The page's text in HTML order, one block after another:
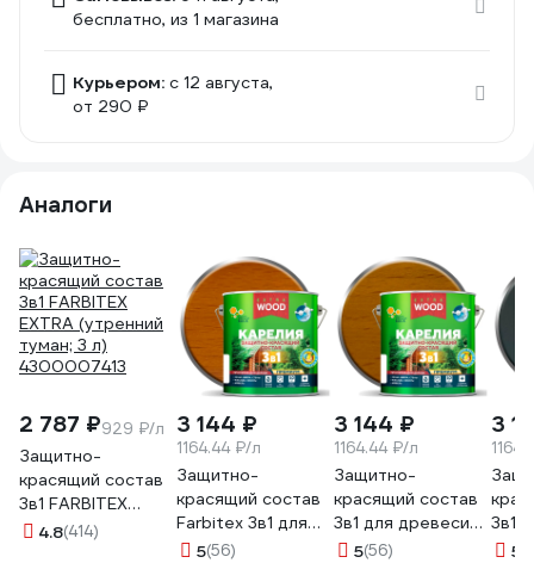
бесплатно, из 1 магазина
Курьером: c 12 августа,
от 290 ₽
Аналоги
2 787 ₽929 ₽/л
Защитно-
красящий состав
3в1 FARBITEX
EXTRA (утренний
4.8(414)
3 144 ₽
1164.44 ₽/л
Защитно-
красящий состав
Farbitex 3в1 для
древесины
5(56)
3 144 ₽
1164.44 ₽/л
Защитно-
красящий состав
3в1 для древесины
FARBITEX Карелия
5(56)
3
3в1
5